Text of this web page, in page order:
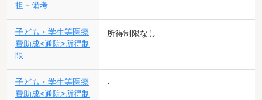
担－備考
子ども・学生等医療
費助成<通院>所得制
限
所得制限なし
子ども・学生等医療
費助成<通院>所得制
-